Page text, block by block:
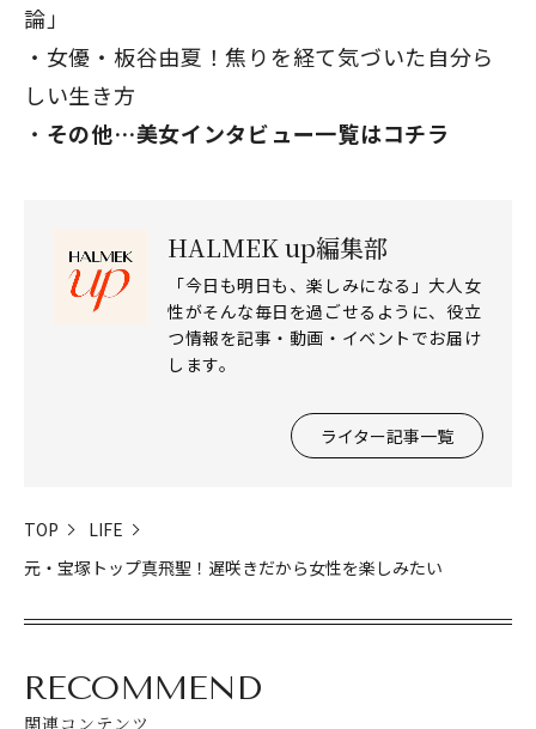
論」
女優・板谷由夏！焦りを経て気づいた自分ら
しい生き方
その他…美女インタビュー一覧はコチラ
HALMEK up編集部
「今日も明日も、楽しみになる」大人女
性がそんな毎日を過ごせるように、役立
つ情報を記事・動画・イベントでお届け
します。
ライター記事一覧
TOP
LIFE
元・宝塚トップ真飛聖！遅咲きだから女性を楽しみたい
RECOMMEND
関連コンテンツ